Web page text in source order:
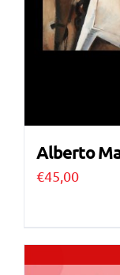
Alberto
€45,00